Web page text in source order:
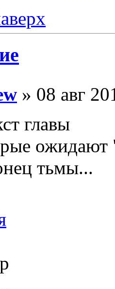
» 08 авг
главы
ожидают
тьмы...